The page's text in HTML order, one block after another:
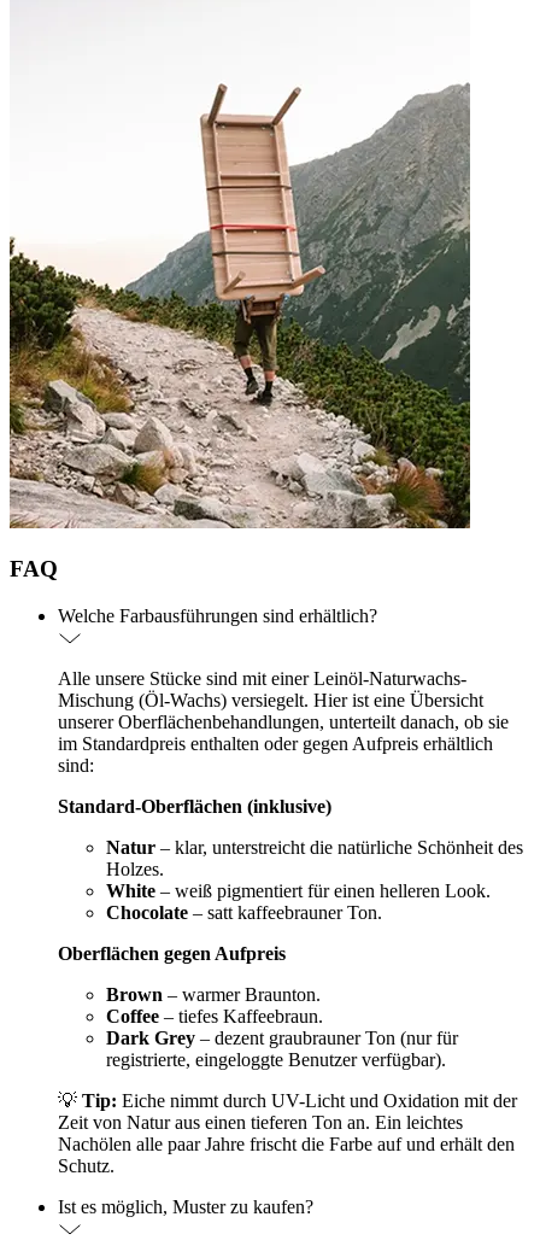
FAQ
Welche Farbausführungen sind erhältlich?
Alle unsere Stücke sind mit einer Leinöl-Naturwachs-
Mischung (Öl-Wachs) versiegelt. Hier ist eine Übersicht
unserer Oberflächenbehandlungen, unterteilt danach, ob sie
im Standardpreis enthalten oder gegen Aufpreis erhältlich
sind:
Standard-Oberflächen (inklusive)
Natur – klar, unterstreicht die natürliche Schönheit des
Holzes.
White – weiß pigmentiert für einen helleren Look.
Chocolate – satt kaffeebrauner Ton.
Oberflächen gegen Aufpreis
Brown – warmer Braunton.
Coffee – tiefes Kaffeebraun.
Dark Grey – dezent graubrauner Ton (nur für
registrierte, eingeloggte Benutzer verfügbar).
💡 Tip: Eiche nimmt durch UV-Licht und Oxidation mit der
Zeit von Natur aus einen tieferen Ton an. Ein leichtes
Nachölen alle paar Jahre frischt die Farbe auf und erhält den
Schutz.
Ist es möglich, Muster zu kaufen?